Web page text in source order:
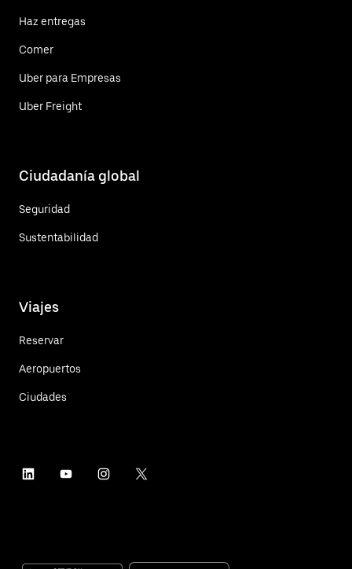
Haz entregas
Comer
Uber para Empresas
Uber Freight
Ciudadanía global
Seguridad
Sustentabilidad
Viajes
Reservar
Aeropuertos
Ciudades